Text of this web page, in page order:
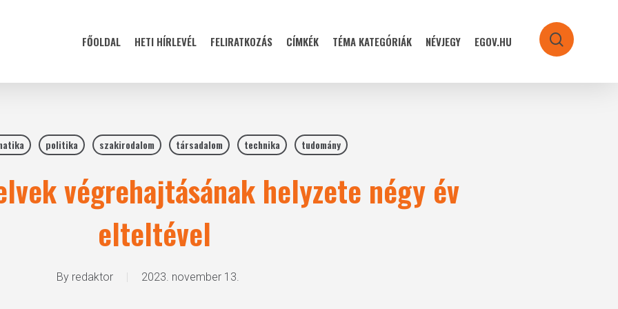
FŐOLDAL HETI HÍRLEVÉL FELIRATKOZÁS CÍMKÉK TÉMA KATEGÓRIÁK NÉVJEGY EGOV.HU search
politika szakirodalom társadalom technika tudomány
végrehajtásának helyzete négy év
elteltével
By redaktor 2023. november 13.